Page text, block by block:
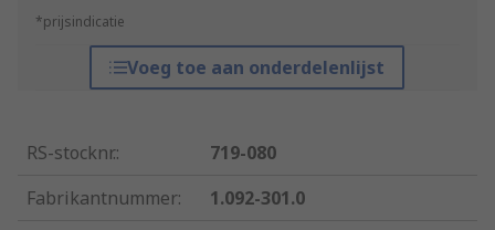
*prijsindicatie
Voeg toe aan onderdelenlijst
RS-stocknr.:
719-080
Fabrikantnummer:
1.092-301.0